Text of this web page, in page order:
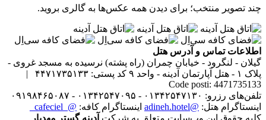
چند تصویر منتخب؛ برای دیدن همه عکس‌ها به گالری بروید.
اطلاعات تماس و آدرس هتل
گیلان - لنگرود - خیابان چمران (راه پشته) نرسیده به مسجد غروی -
پلاک ۱ - هتل آپارتمان آدینه - واحد ۹
کد پستی: ۴۴۷۱۷۳۵۱۳۳ |
Code posti: 4471735133
تلفن‌های رزرو: ۰۱۳۴۲۵۴۷۱۳۰ - ۰۱۳۴۲۵۴۷۰۹۵ - ۰۹۱۹۸۴۶۵۰۸۷
اینستاگرام هتل: @adineh.hotel اینستاگرام کافه: @_cafeciel_
کلیه حقوق این وب‌سایت متعلق به شرکت آدینه گستر مهدیار